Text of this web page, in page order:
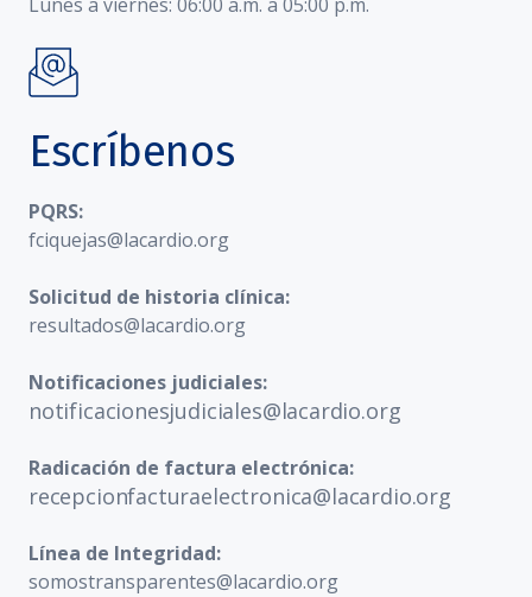
Escríbenos
PQRS:
fciquejas@lacardio.org
Solicitud de historia clínica:
resultados@lacardio.org
Notificaciones judiciales:
notificacionesjudiciales@lacardio.org
Radicación de factura electrónica:
recepcionfacturaelectronica@lacardio.org
Línea de Integridad:
somostransparentes@lacardio.org